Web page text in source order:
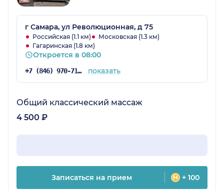
г Самара, ул Революционная, д 75
Российская (1.1 км)
Московская (1.3 км)
Гагаринская (1.8 км)
Откроется в 08:00
+7 (846) 970-71-25 показать
Общий классический массаж
4 500 ₽
Записаться на прием + 100